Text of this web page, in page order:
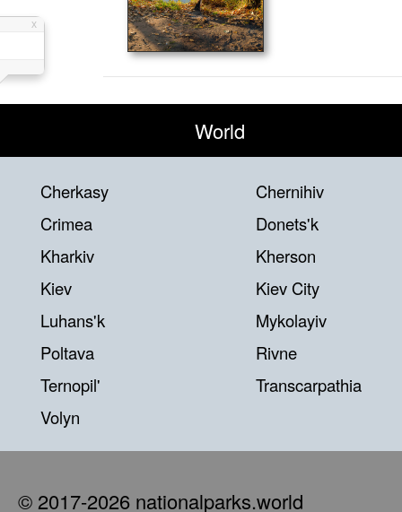
World
Cherkasy
Chernihiv
Crimea
Donets'k
Kharkiv
Kherson
Kiev
Kiev City
Luhans'k
Mykolayiv
Poltava
Rivne
Ternopil'
Transcarpathia
Volyn
© 2017-2026 nationalparks.world